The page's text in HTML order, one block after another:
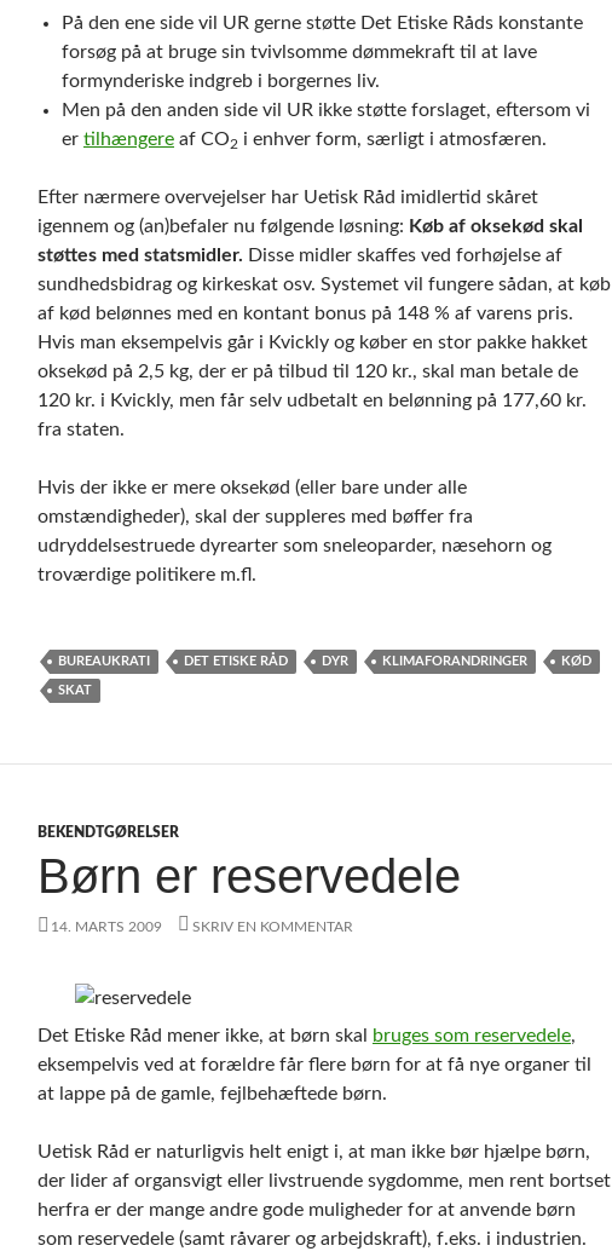
På den ene side vil UR gerne støtte Det Etiske Råds konstante
forsøg på at bruge sin tvivlsomme dømmekraft til at lave
formynderiske indgreb i borgernes liv.
Men på den anden side vil UR ikke støtte forslaget, eftersom vi
er tilhængere af CO2 i enhver form, særligt i atmosfæren.
Efter nærmere overvejelser har Uetisk Råd imidlertid skåret
igennem og (an)befaler nu følgende løsning: Køb af oksekød skal
støttes med statsmidler. Disse midler skaffes ved forhøjelse af
sundhedsbidrag og kirkeskat osv. Systemet vil fungere sådan, at køb
af kød belønnes med en kontant bonus på 148 % af varens pris.
Hvis man eksempelvis går i Kvickly og køber en stor pakke hakket
oksekød på 2,5 kg, der er på tilbud til 120 kr., skal man betale de
120 kr. i Kvickly, men får selv udbetalt en belønning på 177,60 kr.
fra staten.
Hvis der ikke er mere oksekød (eller bare under alle
omstændigheder), skal der suppleres med bøffer fra
udryddelsestruede dyrearter som sneleoparder, næsehorn og
troværdige politikere m.fl.
BUREAUKRATI DET ETISKE RÅD DYR KLIMAFORANDRINGER KØD
SKAT
BEKENDTGØRELSER
Børn er reservedele
14. MARTS 2009 SKRIV EN KOMMENTAR
Det Etiske Råd mener ikke, at børn skal bruges som reservedele,
eksempelvis ved at forældre får flere børn for at få nye organer til
at lappe på de gamle, fejlbehæftede børn.
Uetisk Råd er naturligvis helt enigt i, at man ikke bør hjælpe børn,
der lider af organsvigt eller livstruende sygdomme, men rent bortset
herfra er der mange andre gode muligheder for at anvende børn
som reservedele (samt råvarer og arbejdskraft), f.eks. i industrien.